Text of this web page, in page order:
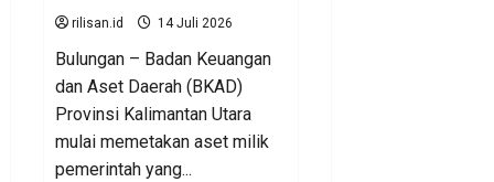
rilisan.id 14 Juli 2026
Bulungan – Badan Keuangan
dan Aset Daerah (BKAD)
Provinsi Kalimantan Utara
mulai memetakan aset milik
pemerintah yang...